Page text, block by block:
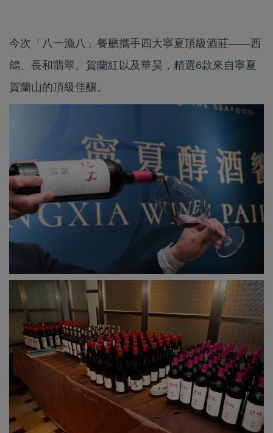
今次「八一漁八」餐廳攜手四大寧夏頂級酒莊——西
鴿、長和翡翠、賀蘭紅以及華昊，精選6款來自寧夏
賀蘭山的頂級佳釀。